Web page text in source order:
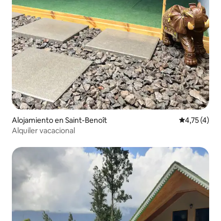
Alojamiento en Saint-Benoît Calificación
4,75 (4)
Alquiler vacacional